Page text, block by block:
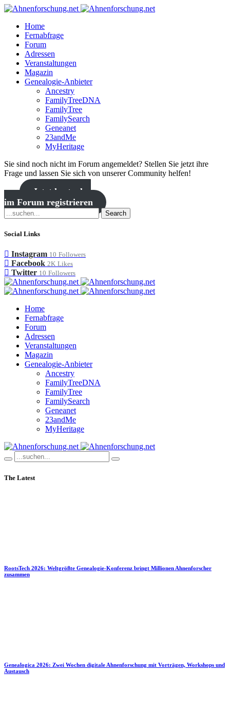
Home
Fernabfrage
Forum
Adressen
Veranstaltungen
Magazin
Genealogie-Anbieter
Ancestry
FamilyTreeDNA
FamilyTree
FamilySearch
Geneanet
23andMe
MyHeritage
Sie sind noch nicht im Forum angemeldet? Stellen Sie jetzt ihre
Frage und lassen Sie sich von unserer Community helfen!
Jetzt kostenlos
im Forum registrieren
Search
Social Links
Instagram 10 Followers
Facebook 2K Likes
Twitter 10 Followers
Home
Fernabfrage
Forum
Adressen
Veranstaltungen
Magazin
Genealogie-Anbieter
Ancestry
FamilyTreeDNA
FamilyTree
FamilySearch
Geneanet
23andMe
MyHeritage
The Latest
RootsTech 2026: Weltgrößte Genealogie-Konferenz bringt Millionen Ahnenforscher
zusammen
Genealogica 2026: Zwei Wochen digitale Ahnenforschung mit Vorträgen, Workshops und
Austausch